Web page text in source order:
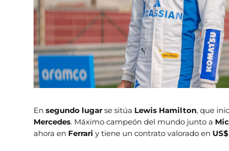
Ensegundo lugarse sitúa Lewis Hamilton, que
Mercedes. Máximo campeón del mundo junto a
ahora en Ferrariy tiene un contrato valorado en